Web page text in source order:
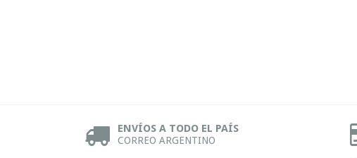
ENVÍOS A TODO EL PAÍS
CORREO ARGENTINO